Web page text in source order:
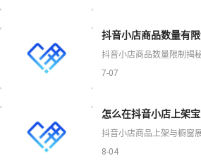
抖音小店商品数量有
7-07
怎么在抖音小店上架
8-04